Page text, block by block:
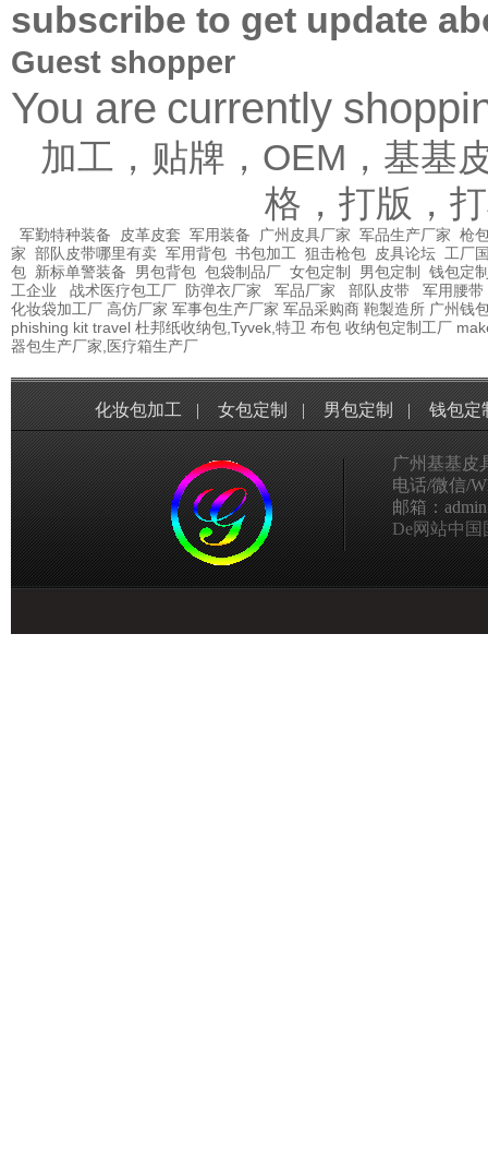
subscribe to get update
Guest shopper
You are currently
加工，贴牌，OEM，基基
格，打版，
军勤特种装备 皮革皮套 军用装备 广州皮具厂家 军品生产厂家 枪
家 部队皮带哪里有卖 军用背包 书包加工 狙击枪包 皮具论坛 工厂
包 新标单警装备 男包背包 包袋制品厂 女包定制 男包定制
钱包定
工企业
战术医疗包工厂 防弹衣厂家 军品厂家 部队皮带
军用腰带
化妆袋加工厂 高仿厂家 军事包生产厂家 军品采购商 鞄製造所 广州钱
phishing kit travel 杜邦纸收纳包,Tyvek,特卫 布包 收纳包定制工厂
器包生产厂家,医疗箱生产厂
化妆包加工 | 女包定制 | 男包定制 | 钱包定
广州基基皮
电话/微信/
邮箱：
De网站中国